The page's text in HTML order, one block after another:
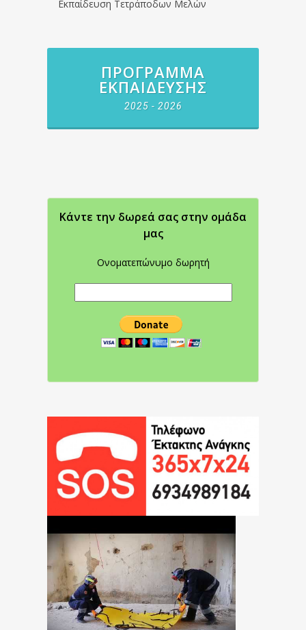
Εκπαίδευση Τετράποδων Μελών
ΠΡΌΓΡΑΜΜΑ
ΕΚΠΑΊΔΕΥΣΗΣ
2025 - 2026
Κάντε την δωρεά σας στην oμάδα
μας
Ονοματεπώνυμο δωρητή